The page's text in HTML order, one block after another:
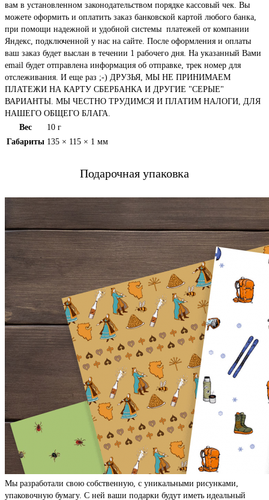
вам в установленном законодательством порядке кассовый чек. Вы
можете оформить и оплатить заказ банковской картой любого банка,
при помощи надежной и удобной системы платежей от компании
Яндекс, подключенной у нас на сайте. После оформления и оплаты
ваш заказ будет выслан в течении 1 рабочего дня. На указанный Вами
email будет отправлена информация об отправке, трек номер для
отслеживания. И еще раз ;-) ДРУЗЬЯ, МЫ НЕ ПРИНИМАЕМ
ПЛАТЕЖИ НА КАРТУ СБЕРБАНКА И ДРУГИЕ "СЕРЫЕ"
ВАРИАНТЫ. МЫ ЧЕСТНО ТРУДИМСЯ И ПЛАТИМ НАЛОГИ, ДЛЯ
НАШЕГО ОБЩЕГО БЛАГА.
Вес
10 г
Габариты 135 × 115 × 1 мм
Подарочная упаковка
Мы разработали свою собственную, с уникальными рисунками,
упаковочную бумагу. С ней ваши подарки будут иметь идеальный